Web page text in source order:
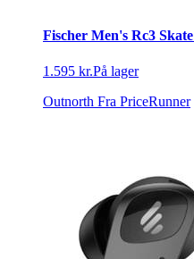
Fischer Men's Rc3
1.595 kr.På lager
Outnorth Fra PriceRunner